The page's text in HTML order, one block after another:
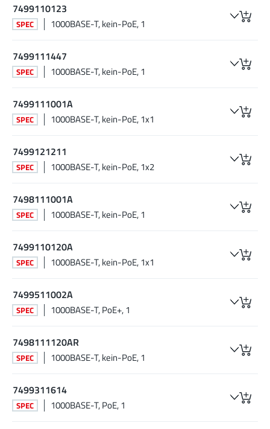
7499110123
SPEC 1000BASE-T, kein-PoE, 1
7499111447
SPEC 1000BASE-T, kein-PoE, 1
7499111001A
SPEC 1000BASE-T, kein-PoE, 1x1
7499121211
SPEC 1000BASE-T, kein-PoE, 1x2
7498111001A
SPEC 1000BASE-T, kein-PoE, 1
7499110120A
SPEC 1000BASE-T, kein-PoE, 1x1
7499511002A
SPEC 1000BASE-T, PoE+, 1
7498111120AR
SPEC 1000BASE-T, kein-PoE, 1
7499311614
SPEC 1000BASE-T, PoE, 1